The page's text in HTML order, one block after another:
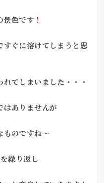
景色です ！
すぐに溶けてしまうと思
てしまいました・・・
はありませんが
ものですね～
繰り返し